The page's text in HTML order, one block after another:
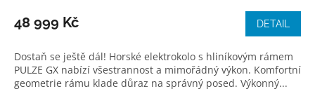
48 999 Kč DETAIL
Dostaň se ještě dál! Horské elektrokolo s hliníkovým rámem
PULZE GX nabízí všestrannost a mimořádný výkon. Komfortní
geometrie rámu klade důraz na správný posed. Výkonný...